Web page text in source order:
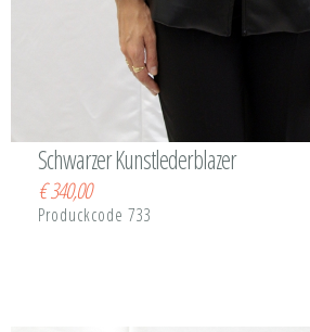
Schwarzer Kunstlederblazer
€340,00
Produckcode 733